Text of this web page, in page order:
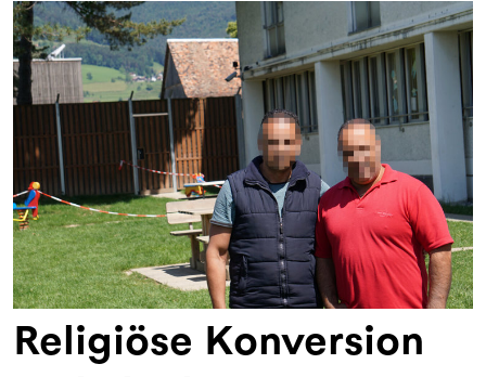
Religiöse Konversion